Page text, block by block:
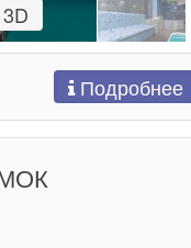
Подробнее